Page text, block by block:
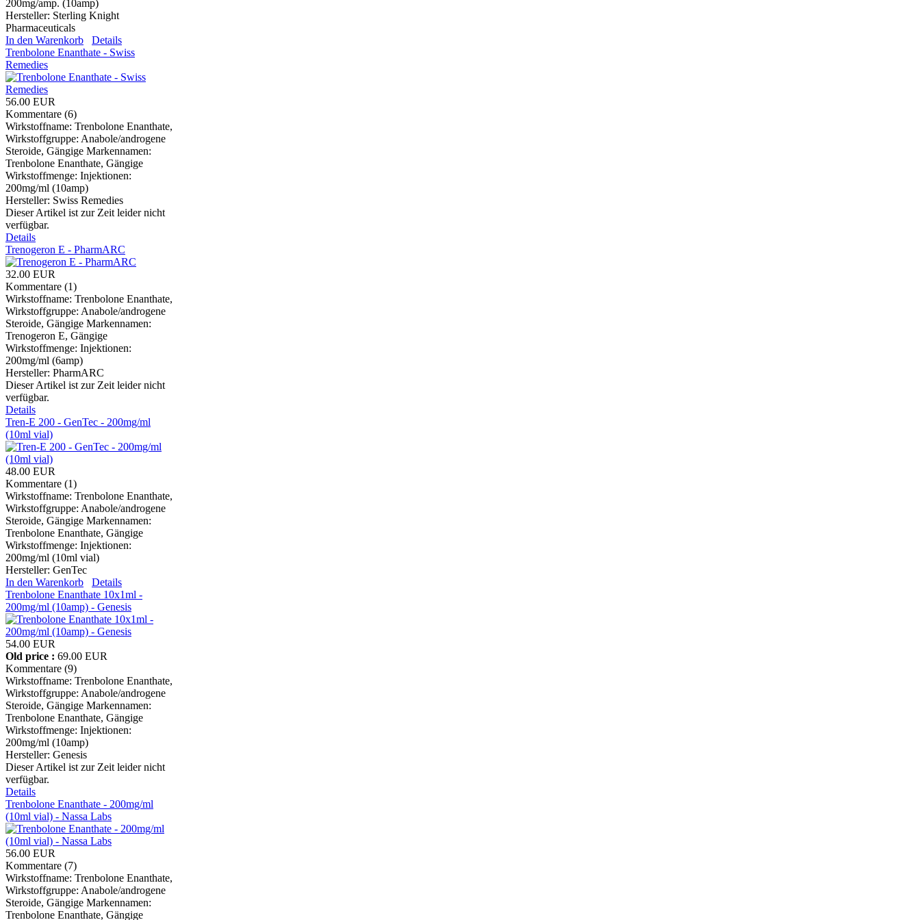
200mg/amp. (10amp)
Hersteller: Sterling Knight
Pharmaceuticals
In den Warenkorb
Details
Trenbolone Enanthate - Swiss
Remedies
56.00 EUR
Kommentare (6)
Wirkstoffname: Trenbolone Enanthate,
Wirkstoffgruppe: Anabole/androgene
Steroide, Gängige Markennamen:
Trenbolone Enanthate, Gängige
Wirkstoffmenge: Injektionen:
200mg/ml (10amp)
Hersteller: Swiss Remedies
Dieser Artikel ist zur Zeit leider nicht
verfügbar.
Details
Trenogeron E - PharmARC
32.00 EUR
Kommentare (1)
Wirkstoffname: Trenbolone Enanthate,
Wirkstoffgruppe: Anabole/androgene
Steroide, Gängige Markennamen:
Trenogeron E, Gängige
Wirkstoffmenge: Injektionen:
200mg/ml (6amp)
Hersteller: PharmARC
Dieser Artikel ist zur Zeit leider nicht
verfügbar.
Details
Tren-E 200 - GenTec - 200mg/ml
(10ml vial)
48.00 EUR
Kommentare (1)
Wirkstoffname: Trenbolone Enanthate,
Wirkstoffgruppe: Anabole/androgene
Steroide, Gängige Markennamen:
Trenbolone Enanthate, Gängige
Wirkstoffmenge: Injektionen:
200mg/ml (10ml vial)
Hersteller: GenTec
In den Warenkorb
Details
Trenbolone Enanthate 10x1ml -
200mg/ml (10amp) - Genesis
54.00 EUR
Old price : 69.00 EUR
Kommentare (9)
Wirkstoffname: Trenbolone Enanthate,
Wirkstoffgruppe: Anabole/androgene
Steroide, Gängige Markennamen:
Trenbolone Enanthate, Gängige
Wirkstoffmenge: Injektionen:
200mg/ml (10amp)
Hersteller: Genesis
Dieser Artikel ist zur Zeit leider nicht
verfügbar.
Details
Trenbolone Enanthate - 200mg/ml
(10ml vial) - Nassa Labs
56.00 EUR
Kommentare (7)
Wirkstoffname: Trenbolone Enanthate,
Wirkstoffgruppe: Anabole/androgene
Steroide, Gängige Markennamen:
Trenbolone Enanthate, Gängige